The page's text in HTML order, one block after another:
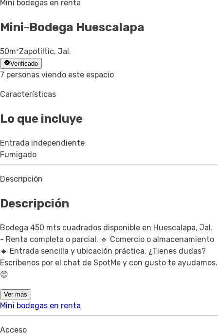
Mini bodegas en renta
Mini-Bodega Huescalapa
50m²Zapotiltic, Jal.
Verificado
7 personas viendo este espacio
Características
Lo que incluye
Entrada independiente
Fumigado
Descripción
Descripción
Bodega 450 mts cuadrados disponible en Huescalapa, Jal.
- Renta completa o parcial. 🔹 Comercio o almacenamiento
🔹 Entrada sencilla y ubicación práctica. ¿Tienes dudas?
Escríbenos por el chat de SpotMe y con gusto te ayudamos.
😊
Ver más
Mini bodegas en renta
Acceso